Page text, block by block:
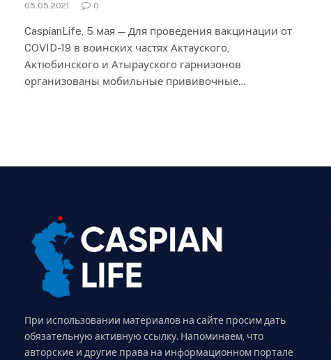
05.05.2021 0
CaspianLife, 5 мая — Для проведения вакцинации от
COVID-19 в воинских частях Актауского,
Актюбинского и Атырауского гарнизонов
организованы мобильные прививочные…
При использовании материалов на сайте просим дать
обязательную активную ссылку. Напоминаем, что
авторские и другие права на информационном портале